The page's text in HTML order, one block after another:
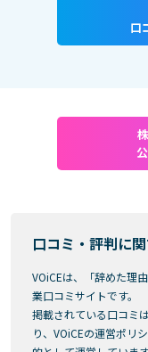
口
口コミ・評判に
VOiCEは、「辞めた理
業口コミサイトです。
掲載されている口コミ
り、VOiCEの運営ポリ